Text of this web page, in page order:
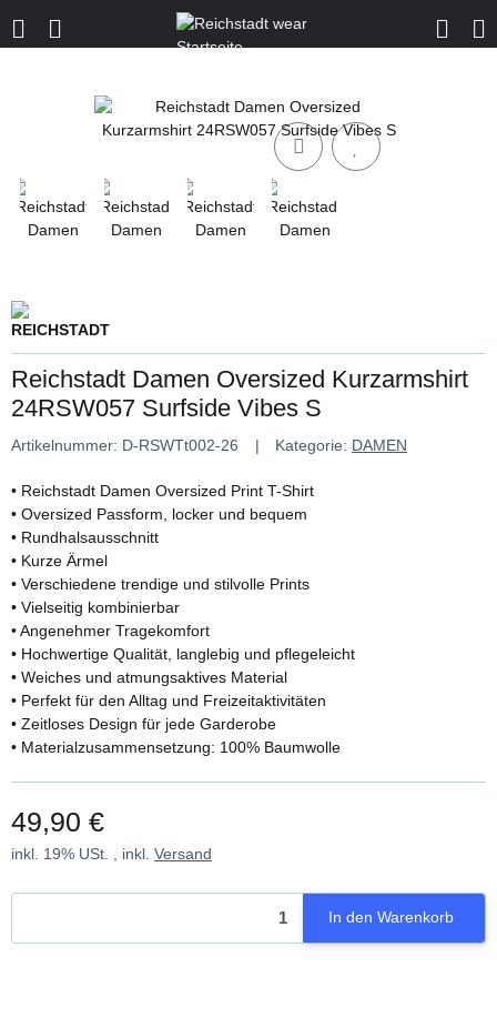
Reichstadt Damen Oversized Kurzarmshirt
24RSW057 Surfside Vibes S
Artikelnummer: D-RSWTt002-26 Kategorie: DAMEN
• Reichstadt Damen Oversized Print T-Shirt
• Oversized Passform, locker und bequem
• Rundhalsausschnitt
• Kurze Ärmel
• Verschiedene trendige und stilvolle Prints
• Vielseitig kombinierbar
• Angenehmer Tragekomfort
• Hochwertige Qualität, langlebig und pflegeleicht
• Weiches und atmungsaktives Material
• Perfekt für den Alltag und Freizeitaktivitäten
• Zeitloses Design für jede Garderobe
• Materialzusammensetzung: 100% Baumwolle
49,90 €
inkl. 19% USt. , inkl. Versand
In den Warenkorb